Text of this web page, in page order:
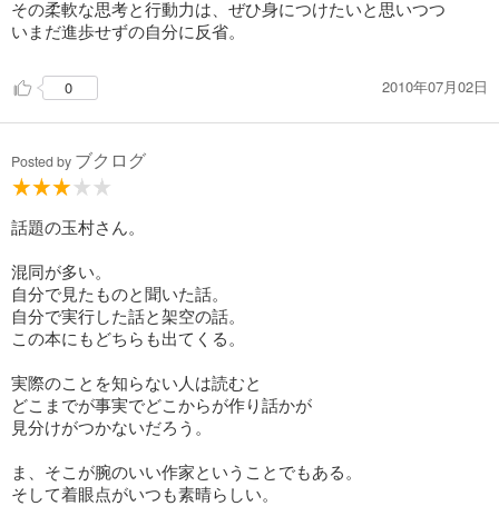
その柔軟な思考と行動力は、ぜひ身につけたいと思いつつ
いまだ進歩せずの自分に反省。
0 2010年07月02日
Posted by ブクログ
話題の玉村さん。
混同が多い。
自分で見たものと聞いた話。
自分で実行した話と架空の話。
この本にもどちらも出てくる。
実際のことを知らない人は読むと
どこまでが事実でどこからが作り話かが
見分けがつかないだろう。
ま、そこが腕のいい作家ということでもある。
そして着眼点がいつも素晴らしい。